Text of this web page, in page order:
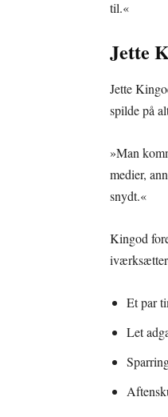
til.«
Jette
Jette
spilde på
»Man
medier,
snydt.«
Kingod
Et par
Let